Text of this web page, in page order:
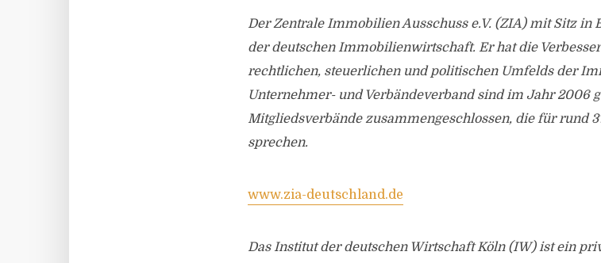
Der Zentrale Immobilien Ausschuss e.V. (ZIA) mit Sitz in
der deutschen Immobilienwirtschaft. Er hat die
rechtlichen, steuerlichen und politischen Umfelds der
Unternehmer- und Verbändeverband sind im Jahr 2006
Mitgliedsverbände zusammengeschlossen, die für rund
sprechen.
www.zia-deutschland.de
Das Institut der deutschen Wirtschaft Köln (IW) ist ein